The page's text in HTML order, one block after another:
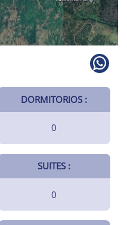
DORMITORIOS :
0
SUITES :
0